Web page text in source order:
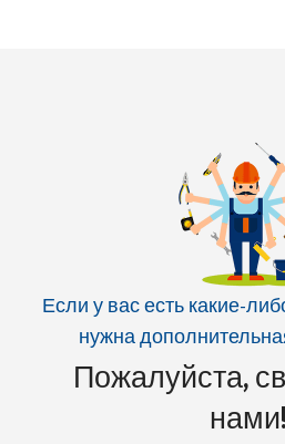
Если у вас есть какие-
нужна
Пожалуйста,
нами!